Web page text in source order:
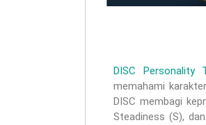
DISC Personality
memahami
DISC membagi
Steadiness (S),